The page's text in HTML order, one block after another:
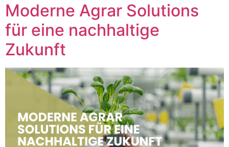
Moderne Agrar Solutions
für eine nachhaltige
Zukunft